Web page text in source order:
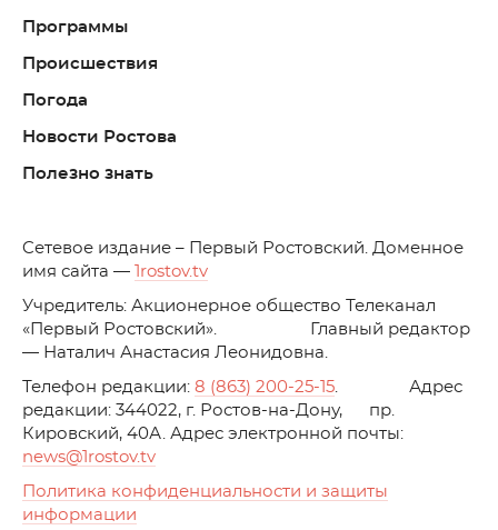
Программы
Происшествия
Погода
Новости Ростова
Полезно знать
Cетевое издание – Первый Ростовский. Доменное
имя сайта —
1rostov.tv
Учредитель: Акционерное общество Телеканал
«Первый Ростовский». Главный редактор
— Наталич Анастасия Леонидовна.
Телефон редакции: 8 (863) 200-25-15. Адрес
редакции: 344022, г. Ростов-на-Дону, пр.
Кировский, 40А. Адрес электронной почты:
news@1rostov.tv
Политика конфиденциальности и защиты
информации